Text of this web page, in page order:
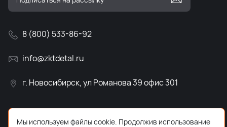
8 (800) 533-86-92
info@zktdetal.ru
г. Новосибирск, ул Романова 39 офис 301
Мы используем файлы cookie. Продолжив использование